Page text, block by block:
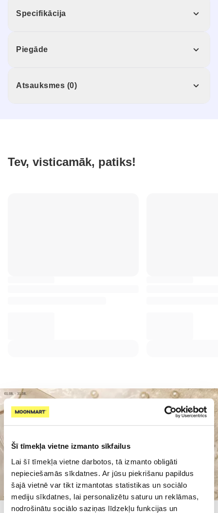
Šī tīmekļa vietne izmanto sīkfailus
Lai šī tīmekļa vietne darbotos, tā izmanto obligāti
nepieciešamās sīkdatnes. Ar jūsu piekrišanu papildus
šajā vietnē var tikt izmantotas statistikas un sociālo
mediju sīkdatnes, lai personalizētu saturu un reklāmas,
nodrošinātu sociālo saziņas līdzekļu funkcijas un
Specifikācija
Piegāde
Atsauksmes (0)
Tev, visticamāk, patiks!